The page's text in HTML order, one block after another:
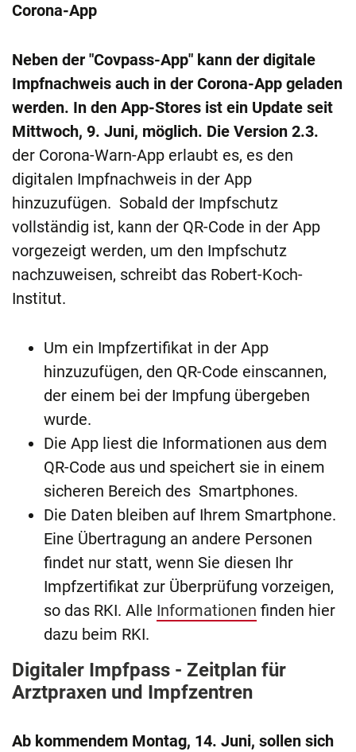
Corona-App
Neben der "Covpass-App" kann der digitale
Impfnachweis auch in der Corona-App geladen
werden. In den App-Stores ist ein Update seit
Mittwoch, 9. Juni, möglich. Die Version 2.3.
der Corona-Warn-App erlaubt es, es den
digitalen Impfnachweis in der App
hinzuzufügen. Sobald der Impfschutz
vollständig ist, kann der QR-Code in der App
vorgezeigt werden, um den Impfschutz
nachzuweisen, schreibt das Robert-Koch-
Institut.
Um ein Impfzertifikat in der App
hinzuzufügen, den QR-Code einscannen,
der einem bei der Impfung übergeben
wurde.
Die App liest die Informationen aus dem
QR-Code aus und speichert sie in einem
sicheren Bereich des Smartphones.
Die Daten bleiben auf Ihrem Smartphone.
Eine Übertragung an andere Personen
findet nur statt, wenn Sie diesen Ihr
Impfzertifikat zur Überprüfung vorzeigen,
so das RKI. Alle Informationen finden hier
dazu beim RKI.
Digitaler Impfpass - Zeitplan für
Arztpraxen und Impfzentren
Ab kommendem Montag, 14. Juni, sollen sich